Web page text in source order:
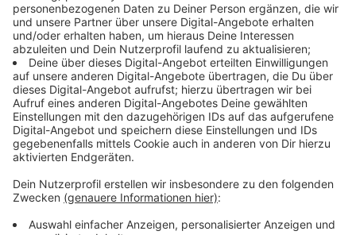
Anmeldung nötig.
Veröffentlicht:Dienstag, 14.11.2023 13:55
Anzeige
Anzeige